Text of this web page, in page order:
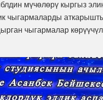
мүчөлөрү кыргыз
чыгармаларды
чыгармалар